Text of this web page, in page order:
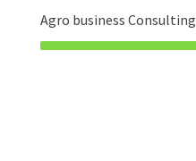
Agro business Consulting